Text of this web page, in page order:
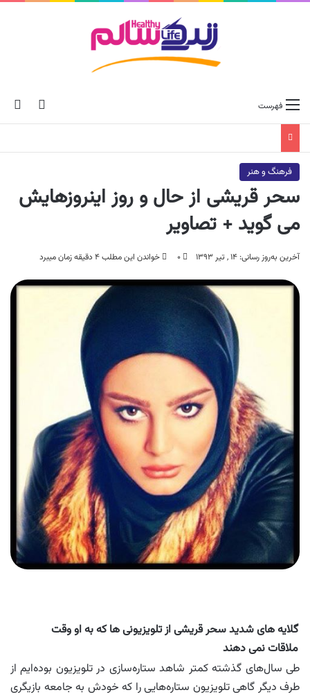
skin فهرست
فرهنگ و هنر
سحر قریشی از حال و روز اینروزهایش
می گوید + تصاویر
آخرین به‌روز رسانی: ۱۴ , تیر ۱۳۹۳ ۰ خواندن این مطلب ۴ دقیقه زمان میبرد
گلایه های شدید سحر قریشی از تلویزیونی ها که به او وقت
ملاقات نمی دهند
طی سال‌های گذشته کمتر شاهد ستاره‌سازی در تلویزیون بوده‌ایم از
طرف دیگر گاهی تلویزیون ستاره‌هایی را که خودش به جامعه بازیگری